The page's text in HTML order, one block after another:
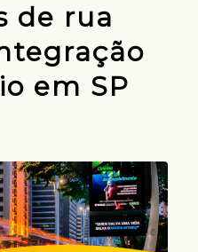
de rua
em SP